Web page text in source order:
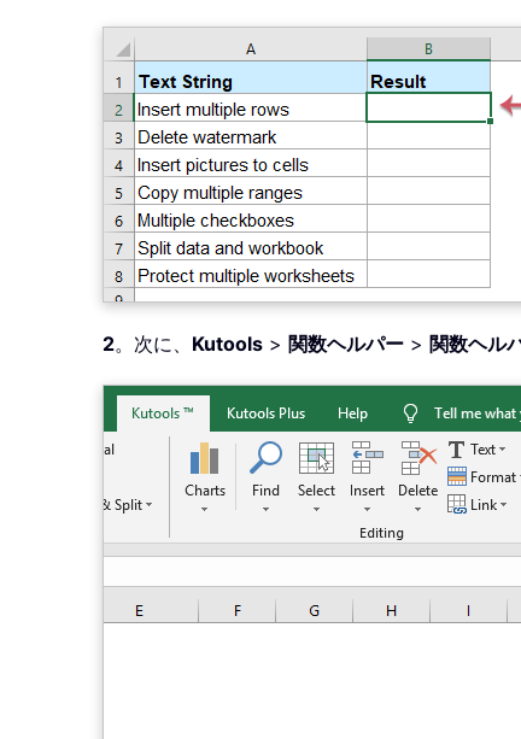
2。次に、 Kutools > 関数ヘルパー > 関数ヘル